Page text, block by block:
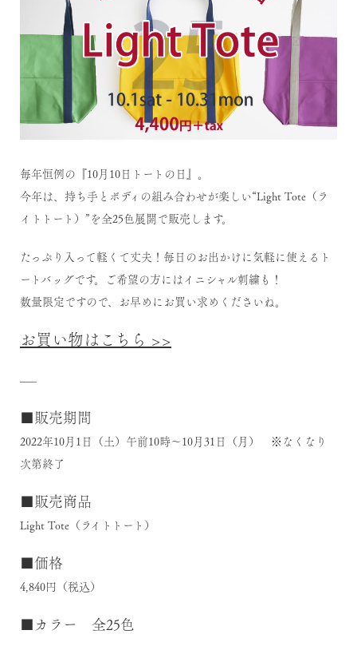
毎年恒例の『10月10日トートの日』。
今年は、持ち手とボディの組み合わせが楽しい“Light Tote（ラ
イトトート）”を全25色展開で販売します。
たっぷり入って軽くて丈夫！毎日のお出かけに気軽に使えるト
ートバッグです。ご希望の方にはイニシャル刺繍も！
数量限定ですので、お早めにお買い求めくださいね。
お買い物はこちら >>
—–
■販売期間
2022年10月1日（土）午前10時～10月31日（月） ※なくなり
次第終了
■販売商品
Light Tote（ライトトート）
■価格
4,840円（税込）
■カラー 全25色